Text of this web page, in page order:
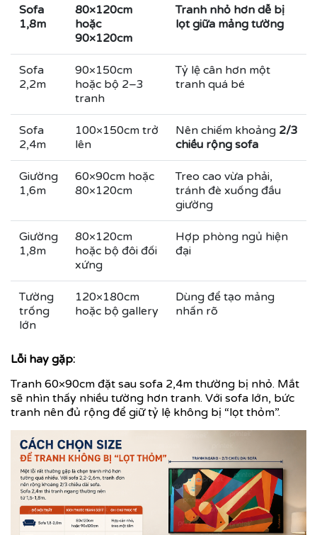
Sofa
1,8m
80×120cm
hoặc
90×120cm
Tranh nhỏ hơn dễ bị
lọt giữa mảng tường
Sofa
2,2m
90×150cm
hoặc bộ 2–3
tranh
Tỷ lệ cân hơn một
tranh quá bé
Sofa
2,4m
100×150cm trở
lên
Nên chiếm khoảng 2/3
chiều rộng sofa
Giường
1,6m
60×90cm hoặc
80×120cm
Treo cao vừa phải,
tránh đè xuống đầu
giường
Giường
1,8m
80×120cm
hoặc bộ đôi đối
xứng
Hợp phòng ngủ hiện
đại
Tường
trống
lớn
120×180cm
hoặc bộ gallery
Dùng để tạo mảng
nhấn rõ
Lỗi hay gặp:
Tranh 60×90cm đặt sau sofa 2,4m thường bị nhỏ. Mắt
sẽ nhìn thấy nhiều tường hơn tranh. Với sofa lớn, bức
tranh nên đủ rộng để giữ tỷ lệ không bị “lọt thỏm”.